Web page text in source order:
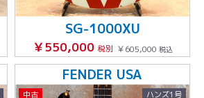
SG-1000XU
￥550,000 税別 ￥605,000 税込
FENDER USA
中古 ハンズ1号